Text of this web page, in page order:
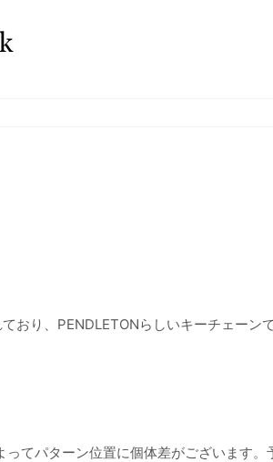
おり、PENDLETONらしいキーチェーンで
てパターン位置に個体差がございます